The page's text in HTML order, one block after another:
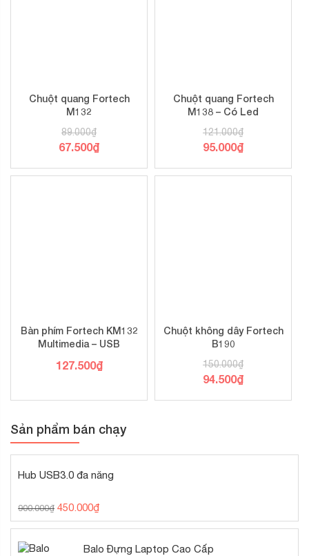
Chuột quang Fortech
M132
89.000₫
67.500₫
Chuột quang Fortech
M138 – Có Led
121.000₫
95.000₫
Bàn phím Fortech KM132
Multimedia – USB
127.500₫
Chuột không dây Fortech
B190
150.000₫
94.500₫
Sản phẩm bán chạy
Hub USB3.0 đa năng
900.000₫ 450.000₫
Balo Đựng Laptop Cao Cấp